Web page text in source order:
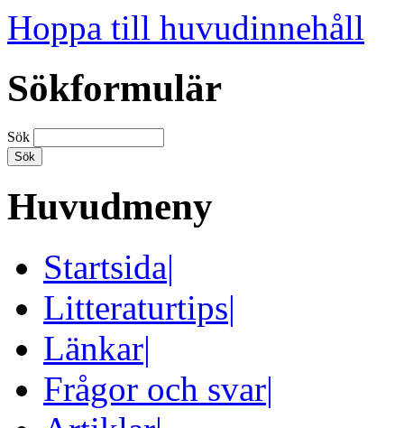
Hoppa till huvudinnehåll
Sökformulär
Sök
Huvudmeny
Startsida|
Litteraturtips|
Länkar|
Frågor och svar|